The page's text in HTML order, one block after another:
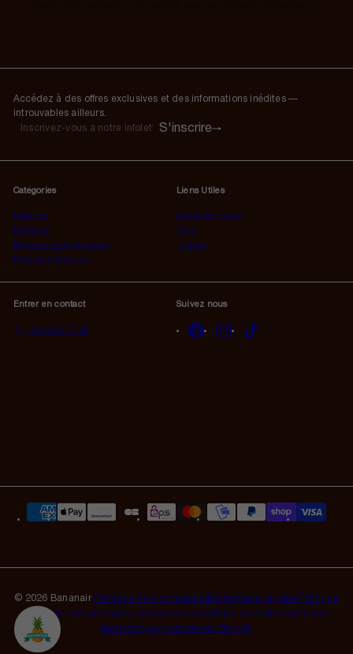
Accédez à des offres exclusives et des informations inédites —
introuvables ailleurs.
S'inscrire
Inscrivez-
notre
S'inscrire
Catégories
Intérieur
Extérieur
Housses et Accessoires
Peluches Géantes
Liens Utiles
Contactez-nous
F.A.Q
Le Blog
Entrer en contact
01 84 23 17 32
Suivez nous
FacebookInstagram
© 2026 Bananair Politique De ConfidentialitéMentions Légales Politique
d'expéditionConditions d'utilisationConditions de venteCommerce
électronique propulsé par Shopify